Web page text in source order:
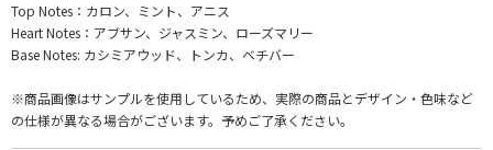
Top Notes：カロン、ミント、アニス
Heart Notes：アブサン、ジャスミン、ローズマリー
Base Notes: カシミアウッド、トンカ、ベチバー
※商品画像はサンプルを使用しているため、実際の商品とデザイン・色味など
の仕様が異なる場合がございます。予めご了承ください。